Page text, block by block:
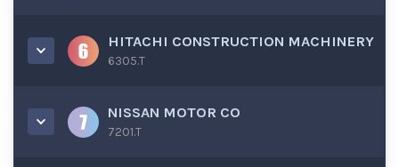
HITACHI CONSTRUCTION MACHINERY
6305.T
NISSAN MOTOR CO
7201.T